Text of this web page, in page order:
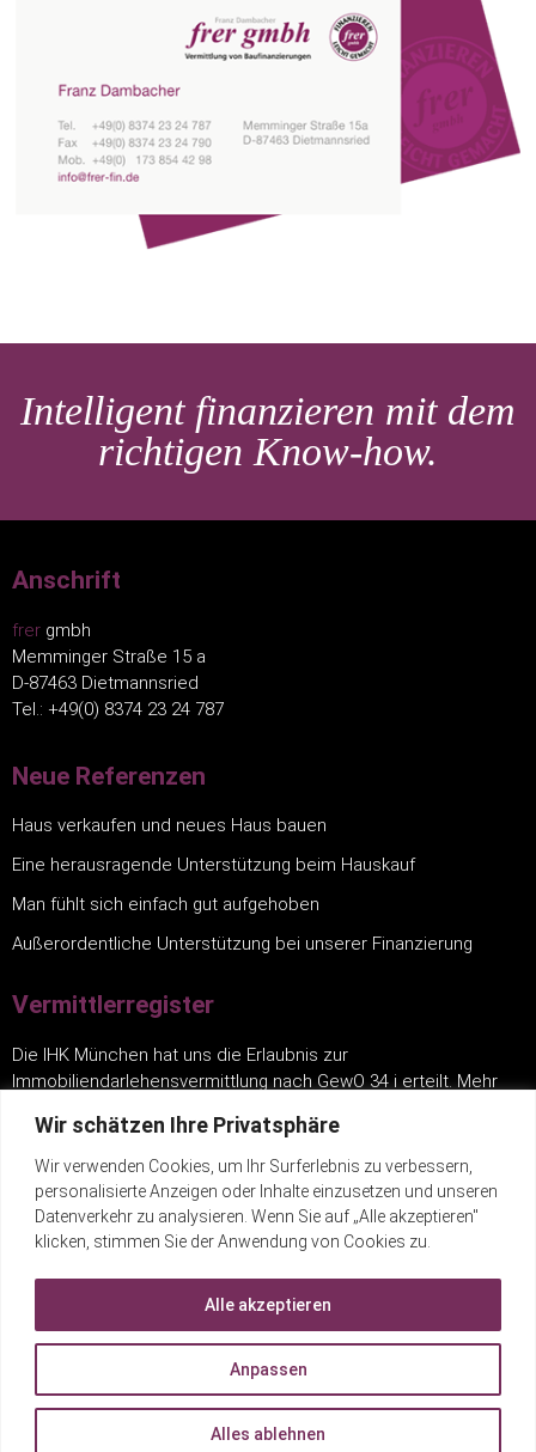
Wir schätzen Ihre Privatsphäre
Wir verwenden Cookies, um Ihr Surferlebnis zu verbessern,
personalisierte Anzeigen oder Inhalte einzusetzen und unseren
Datenverkehr zu analysieren. Wenn Sie auf „Alle akzeptieren"
klicken, stimmen Sie der Anwendung von Cookies zu.
Anpassen
Alles ablehnen
Alle akzeptieren
Intelligent finanzieren mit dem
richtigen Know-how.
Anschrift
frer gmbh
Memminger Straße 15 a
D-87463 Dietmannsried
Tel.: +49(0) 8374 23 24 787
Neue Referenzen
Haus verkaufen und neues Haus bauen
Eine herausragende Unterstützung beim Hauskauf
Man fühlt sich einfach gut aufgehoben
Außerordentliche Unterstützung bei unserer Finanzierung
Vermittlerregister
Die IHK München hat uns die Erlaubnis zur
Immobiliendarlehensvermittlung nach GewO 34 i erteilt. Mehr
Links
Impressum
lobpreiskonzerte-dietmannsried.de